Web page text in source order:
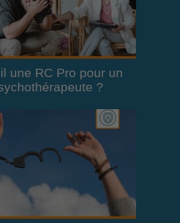
une RC Pro pour un
?